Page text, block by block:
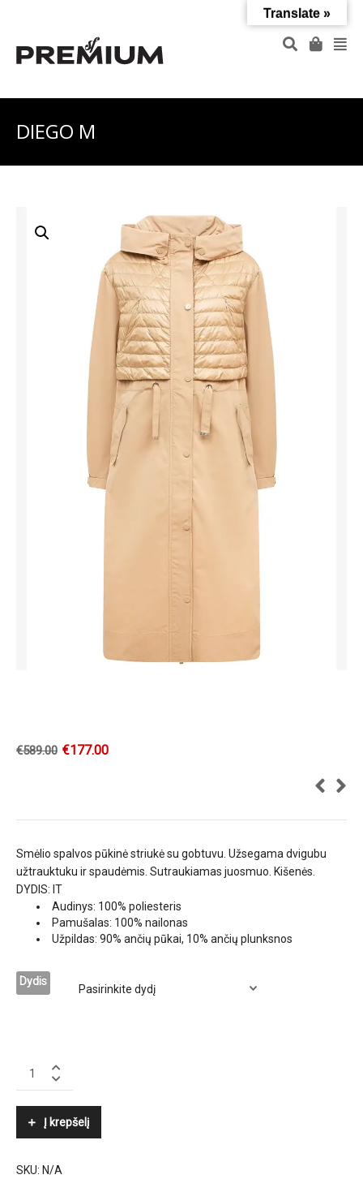
DIEGO M
€589.00 €177.00
Smėlio spalvos pūkinė striukė su gobtuvu. Užsegama dvigubu
užtrauktuku ir spaudėmis. Sutraukiamas juosmuo. Kišenės.
DYDIS: IT
Audinys: 100% poliesteris
Pamušalas: 100% nailonas
Užpildas: 90% ančių pūkai, 10% ančių plunksnos
Dydis
Į krepšelį
SKU: N/A
Translate »